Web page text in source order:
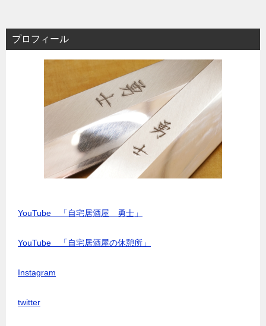
プロフィール
YouTube 「自宅居酒屋 勇士」
YouTube 「自宅居酒屋の休憩所」
Instagram
twitter